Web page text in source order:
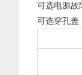
可选电源故
可选穿孔盖